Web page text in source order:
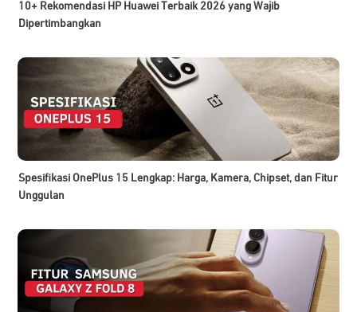
10+ Rekomendasi HP Huawei Terbaik 2026 yang Wajib
Dipertimbangkan
Spesifikasi OnePlus 15 Lengkap: Harga, Kamera, Chipset, dan Fitur
Unggulan